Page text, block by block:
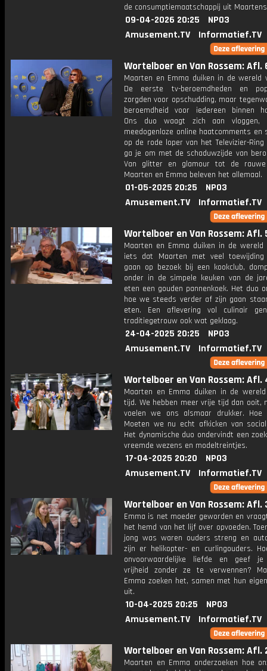
de consumptiemaatschappij uit
09-04-2026 20:25
NPO3
Amusement.TV
Informatief.TV
Wortelboer en Van Rossem: Afl.
Maarten en Emma duiken in de wereld
De eerste tv-beroemdheden en
zorgden voor opschudding, maar
beroemdheid voor iedereen binnen
Ons duo waagt zich aan vloggen,
meedogenloze online haatcomments en
op de rode loper van het Televizier-Ring
ga je om met de schaduwzijde van
Van glitter en glamour tot de
Maarten en Emma beleven het allemaal.
01-05-2025 20:25
NPO3
Amusement.TV
Informatief.TV
Wortelboer en Van Rossem: Afl.
Maarten en Emma duiken in de wereld
iets dat Maarten met veel
gaan op bezoek bij een kookclub,
onder in de simpele keuken van de
eten een gouden pannenkoek. Het duo
hoe we steeds verder af zijn gaan
eten. Een aflevering vol culinair
traditiegetrouw ook wat geklaag.
24-04-2025 20:25
NPO3
Amusement.TV
Informatief.TV
Wortelboer en Van Rossem: Afl.
Maarten en Emma duiken in de
tijd. We hebben meer vrije tijd dan ooit,
voelen we ons alsmaar drukker. Hoe
Moeten we nu echt afkicken van
Het dynamische duo ondervindt een
vreemde wezens en modeltreintjes.
17-04-2025 20:20
NPO3
Amusement.TV
Informatief.TV
Wortelboer en Van Rossem: Afl.
Emma is net moeder geworden en
het hemd van het lijf over opvoeden.
jong was waren ouders streng en
zijn er helikopter- en curlingouders.
onvoorwaardelijke liefde en geef je
vrijheid zonder ze te verwennen?
Emma zoeken het, samen met hun
uit.
10-04-2025 20:25
NPO3
Amusement.TV
Informatief.TV
Wortelboer en Van Rossem: Afl.
Maarten en Emma onderzoeken hoe